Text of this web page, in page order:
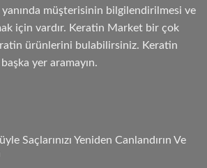
yanında müşterisinin bilgilendirilmesi ve
için vardır. Keratin Market bir çok
ürünlerini bulabilirsiniz. Keratin
yer aramayın.
Saçlarınızı Yeniden Canlandırın Ve